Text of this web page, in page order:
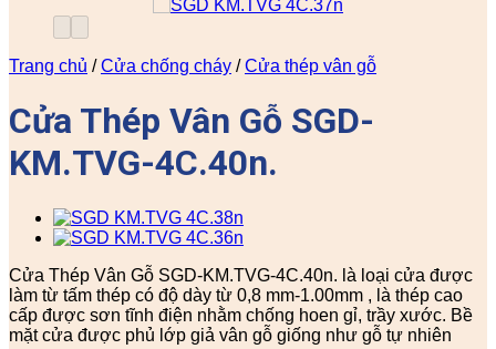
Trang chủ / Cửa chống cháy / Cửa thép vân gỗ
Cửa Thép Vân Gỗ SGD-
KM.TVG-4C.40n.
Cửa Thép Vân Gỗ SGD-KM.TVG-4C.40n. là loại cửa được
làm từ tấm thép có độ dày từ 0,8 mm-1.00mm , là thép cao
cấp được sơn tĩnh điện nhằm chống hoen gỉ, trầy xước. Bề
mặt cửa được phủ lớp giả vân gỗ giống như gỗ tự nhiên